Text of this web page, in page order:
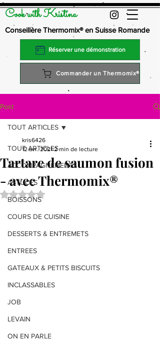
Cook with Kristina
Conseillère Thermomix® en Suisse Romande
Réserver une démonstration
Commander un Thermomix®
Post
TOUT ARTICLES
ACCOMPAGNEMENTS
ASTUCES
BOISSONS
COURS DE CUISINE
DESSERTS & ENTREMETS
ENTREES
GATEAUX & PETITS BISCUITS
INCLASSABLES
JOB
LEVAIN
ON EN PARLE
TOUT ARTICLES
Tartare de saumon fusion
- avec Thermomix®
kris6426
12 avr. 2021 2 min de lecture
Noté NaN étoiles sur 5.